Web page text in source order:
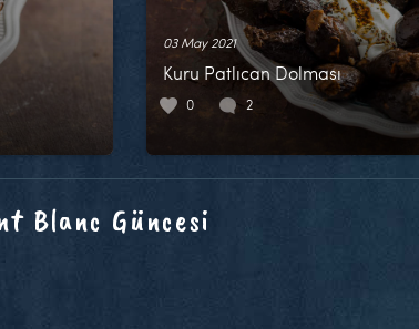
03 May 2021
Kuru Patlıcan Dolması
0 2
Blanc Güncesi